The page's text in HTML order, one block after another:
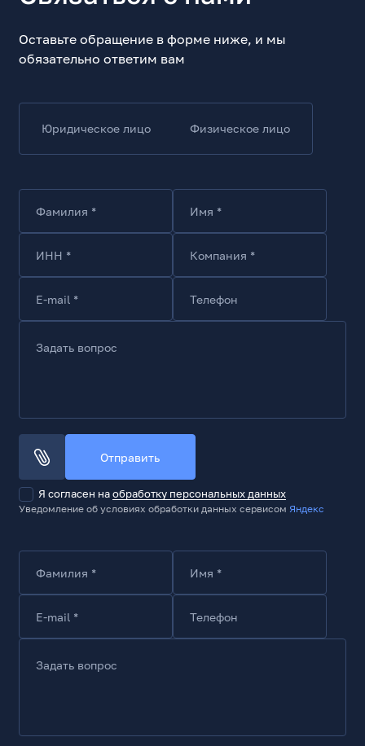
Модель
Тип уборки
сухая, влажная
Отсоединяемый ручной пылесос
Да
Уборка
Скорость вращения двигателя, об/мин
Мощность всасывания, Вт
Сила всасывания, Па
Количество режимов уборки
Объем пылесборника, л
0.6
Объем емкости для чистой воды, л
циклонная фильтрация
Число регулировок мощности
LED дисплей
Оставьте обращение в форме ниже, и мы
обязательно ответим вам
Юридическое лицо Физическое лицо
Фамилия * Имя *
ИНН * Компания *
E-mail * Телефон
Задать вопрос
Отправить
Я согласен наобработку персональных данных
Уведомление об условиях обработки данных сервисомЯндекс
Фамилия * Имя *
E-mail * Телефон
Задать вопрос